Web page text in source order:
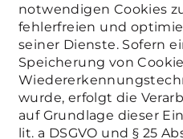
notwendigen Cookies
fehlerfreien und
seiner Dienste. Sofern
Speicherung von
wurde, erfolgt die
auf Grundlage dieser
lit. a DSGVO und § 25